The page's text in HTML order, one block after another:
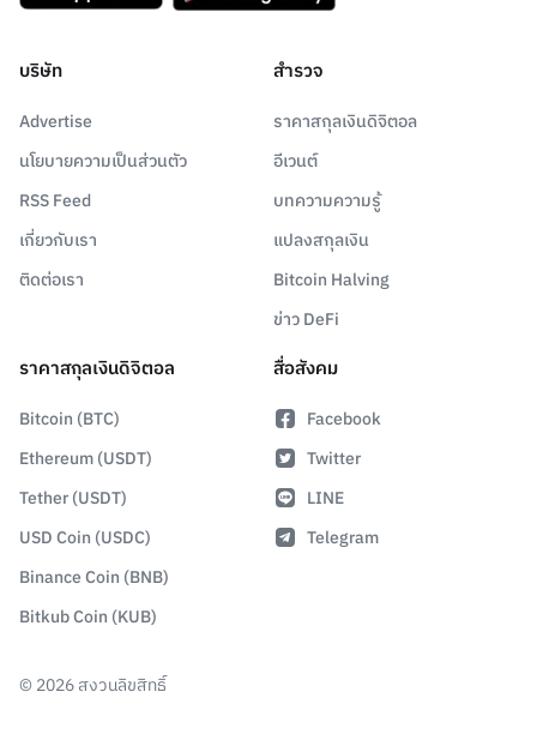
บริษัท
Advertise
นโยบายความเป็นส่วนตัว
RSS Feed
เกี่ยวกับเรา
ติดต่อเรา
สำรวจ
ราคาสกุลเงินดิจิตอล
อีเวนต์
บทความความรู้
แปลงสกุลเงิน
Bitcoin Halving
ข่าว DeFi
ราคาสกุลเงินดิจิตอล
Bitcoin (BTC)
Ethereum (USDT)
Tether (USDT)
USD Coin (USDC)
Binance Coin (BNB)
Bitkub Coin (KUB)
สื่อสังคม
Facebook
Twitter
LINE
Telegram
© 2026สงวนลิขสิทธิ์